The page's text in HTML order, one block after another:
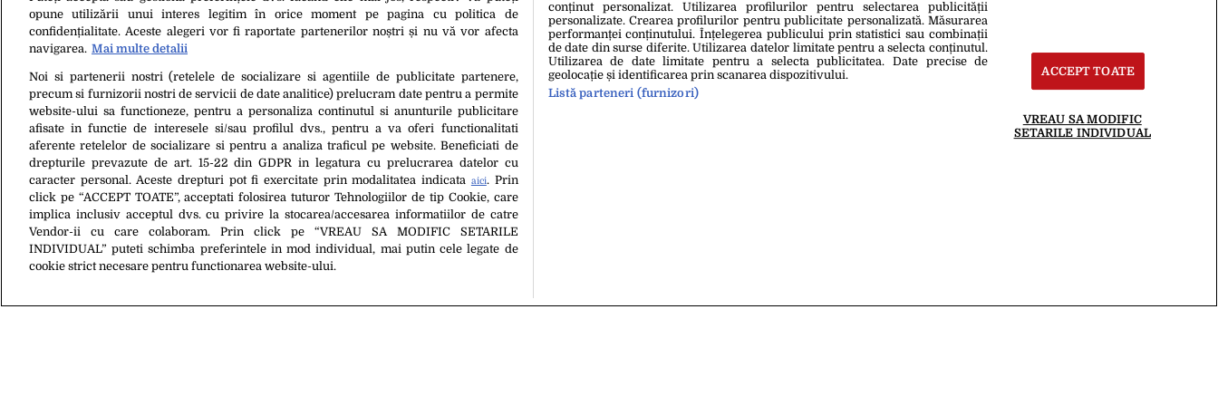
lângă un container de haine
centrul orașului – VIDEO
25 Ian. 2017, 12:53
Suma fabuloasă pe care au găsit-o
autoritățile din SUA sub salteaua unui
bărbat de 28 de ani. Cum a „reușit” să
facă banii
30 Mai 2015, 13:01
Surpriza „dezgustătoare” pe care a avut-
o un bărbat după ce a cumpărat o saltea
nouă. Clipul a devenit viral
Despre NoiContactEchipa EditorialăPolitica De CookiesPolitica De ConfidențialitateTermeni Și Condiții
opune utilizării unui interes legitim în orice moment pe pagina cu politica de
confidențialitate. Aceste alegeri vor fi raportate partenerilor noștri și nu vă vor afecta
navigarea. Mai multe detalii
Noi si partenerii nostri (retelele de socializare si agentiile de publicitate partenere,
precum si furnizorii nostri de servicii de date analitice) prelucram date pentru a permite
website-ului sa functioneze, pentru a personaliza continutul si anunturile publicitare
afisate in functie de interesele si/sau profilul dvs., pentru a va oferi functionalitati
aferente retelelor de socializare si pentru a analiza traficul pe website. Beneficiati de
drepturile prevazute de art. 15-22 din GDPR in legatura cu prelucrarea datelor cu
caracter personal. Aceste drepturi pot fi exercitate prin modalitatea indicata aici. Prin
click pe “ACCEPT TOATE”, acceptati folosirea tuturor Tehnologiilor de tip Cookie, care
implica inclusiv acceptul dvs. cu privire la stocarea/accesarea informatiilor de catre
Vendor-ii cu care colaboram. Prin click pe “VREAU SA MODIFIC SETARILE
INDIVIDUAL” puteti schimba preferintele in mod individual, mai putin cele legate de
cookie strict necesare pentru functionarea website-ului.
conținut personalizat. Utilizarea profilurilor pentru selectarea publicității
personalizate. Crearea profilurilor pentru publicitate personalizată. Măsurarea
performanței conținutului. Înțelegerea publicului prin statistici sau combinații
de date din surse diferite. Utilizarea datelor limitate pentru a selecta conținutul.
Utilizarea de date limitate pentru a selecta publicitatea. Date precise de
geolocație și identificarea prin scanarea dispozitivului.
Listă parteneri (furnizori)
ACCEPT TOATE
VREAU SA MODIFIC
SETARILE INDIVIDUAL